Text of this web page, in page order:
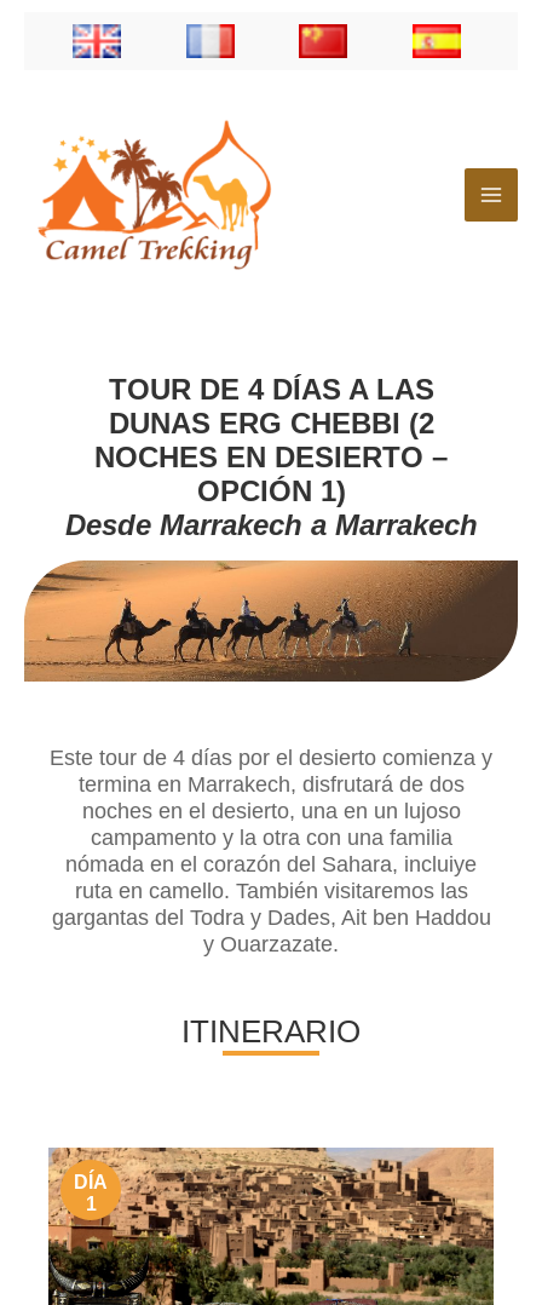
TOUR DE 4 DÍAS A LAS
DUNAS ERG CHEBBI (2
NOCHES EN DESIERTO –
OPCIÓN 1)
Desde Marrakech a Marrakech
Este tour de 4 días por el desierto comienza y
termina en Marrakech, disfrutará de dos
noches en el desierto, una en un lujoso
campamento y la otra con una familia
nómada en el corazón del Sahara, incluiye
ruta en camello. También visitaremos las
gargantas del Todra y Dades, Ait ben Haddou
y Ouarzazate.
ITINERARIO
DÍA
1